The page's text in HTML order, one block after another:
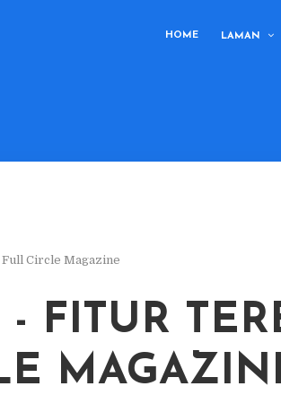
HOME LAMAN
Circle Magazine
FITUR